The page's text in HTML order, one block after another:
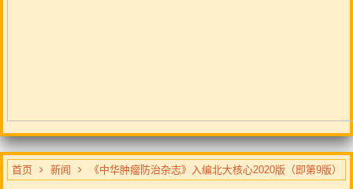
首页 新闻 《中华肿瘤防治杂志》入编北大核心2020版（即第9版）